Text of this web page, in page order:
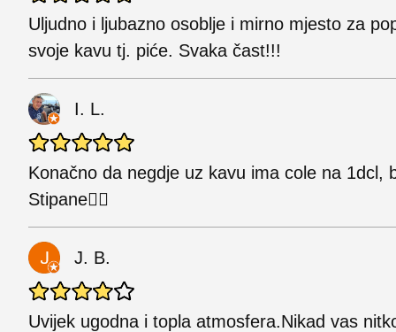
Uljudno i ljubazno osoblje i mirno mjesto za
svoje kavu tj. piće. Svaka čast!!!
I. L.
Konačno da negdje uz kavu ima cole na 1dcl,
Stipane✌🏼
J. B.
Uvijek ugodna i topla atmosfera.Nikad vas